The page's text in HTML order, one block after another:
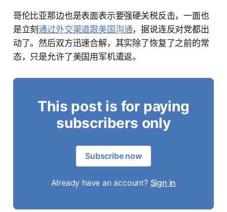
哥伦比亚那边也是表面表示要强硬关税反击，一面也
是立刻通过外交渠道跟美国沟通，据说连反对党都出
动了。然后双方迅速合解，其实除了恢复了之前的常
态，只是允许了美国用军机遣返。
This post is for paying
subscribers only
Subscribe now
Already have an account? Sign in